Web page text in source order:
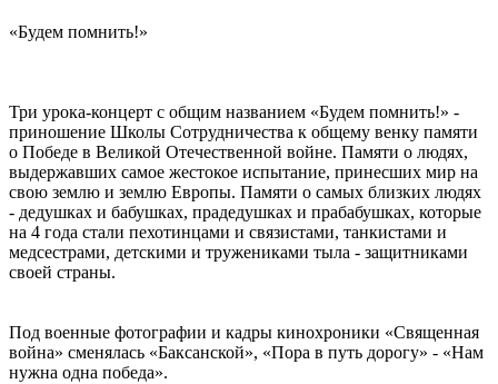
«Будем помнить!»
Три урока-концерт с общим названием «Будем помнить!» -
приношение Школы Сотрудничества к общему венку памяти
о Победе в Великой Отечественной войне. Памяти о людях,
выдержавших самое жестокое испытание, принесших мир на
свою землю и землю Европы. Памяти о самых близких людях
- дедушках и бабушках, прадедушках и прабабушках, которые
на 4 года стали пехотинцами и связистами, танкистами и
медсестрами, детскими и тружениками тыла - защитниками
своей страны.
Под военные фотографии и кадры кинохроники «Священная
война» сменялась «Баксанской», «Пора в путь дорогу» - «Нам
нужна одна победа».